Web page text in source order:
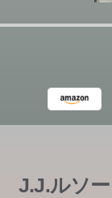
J.J.ルソー